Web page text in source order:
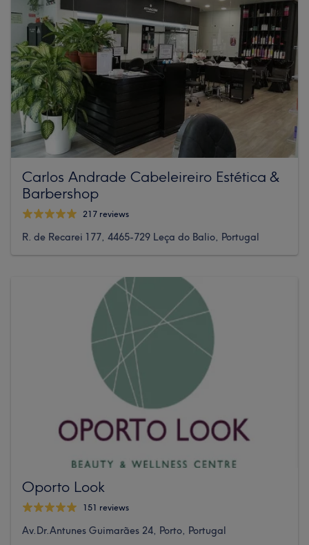
Carlos Andrade Cabeleireiro Estética &
Barbershop
217 reviews
R. de Recarei 177, 4465-729 Leça do Balio, Portugal
Oporto Look
151 reviews
Av.Dr.Antunes Guimarães 24, Porto, Portugal